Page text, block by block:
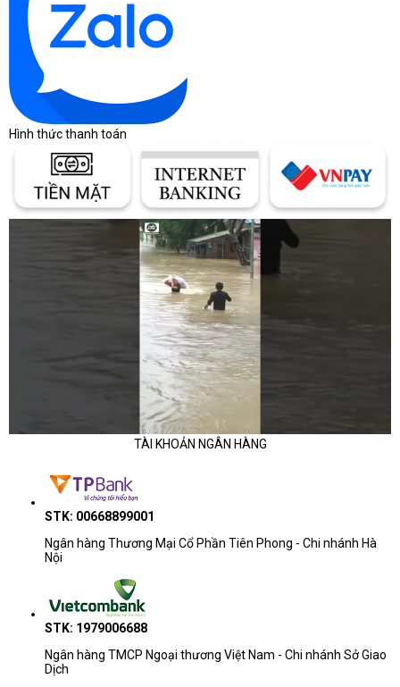
Hình thức thanh toán
TÀI KHOẢN NGÂN HÀNG
STK: 00668899001
Ngân hàng Thương Mại Cổ Phần Tiên Phong - Chi nhánh Hà
Nội
STK: 1979006688
Ngân hàng TMCP Ngoại thương Việt Nam - Chi nhánh Sở Giao
Dịch